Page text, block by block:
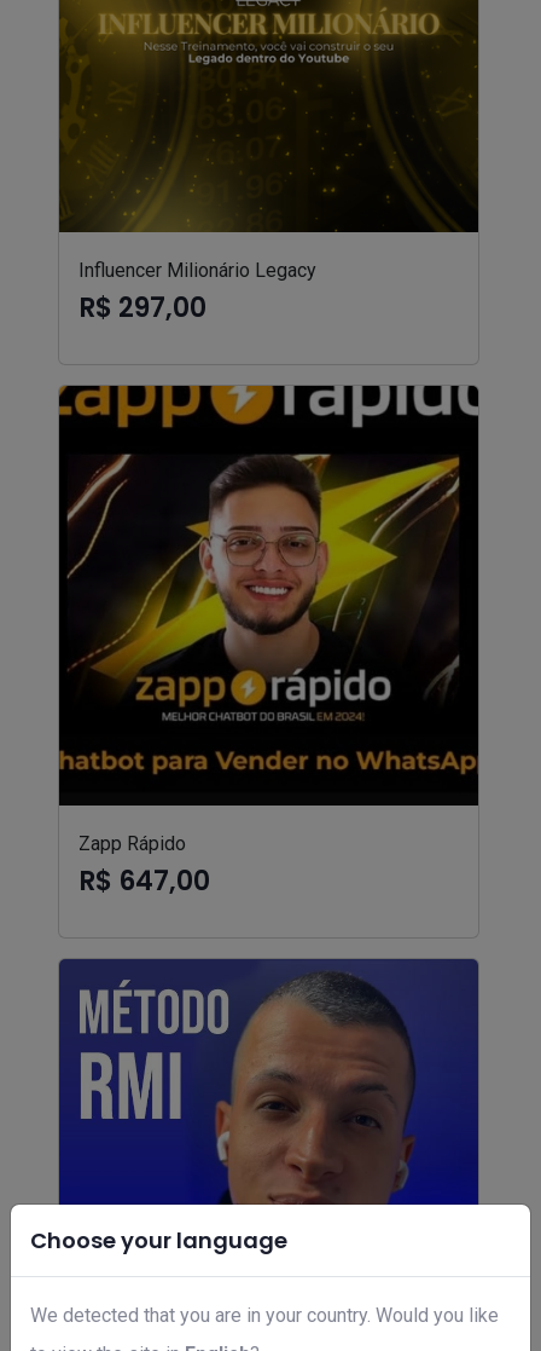
Choose your language
We detected that you are in your country. Would you like
Influencer Milionário Legacy
R$ 297,00
Zapp Rápido
R$ 647,00